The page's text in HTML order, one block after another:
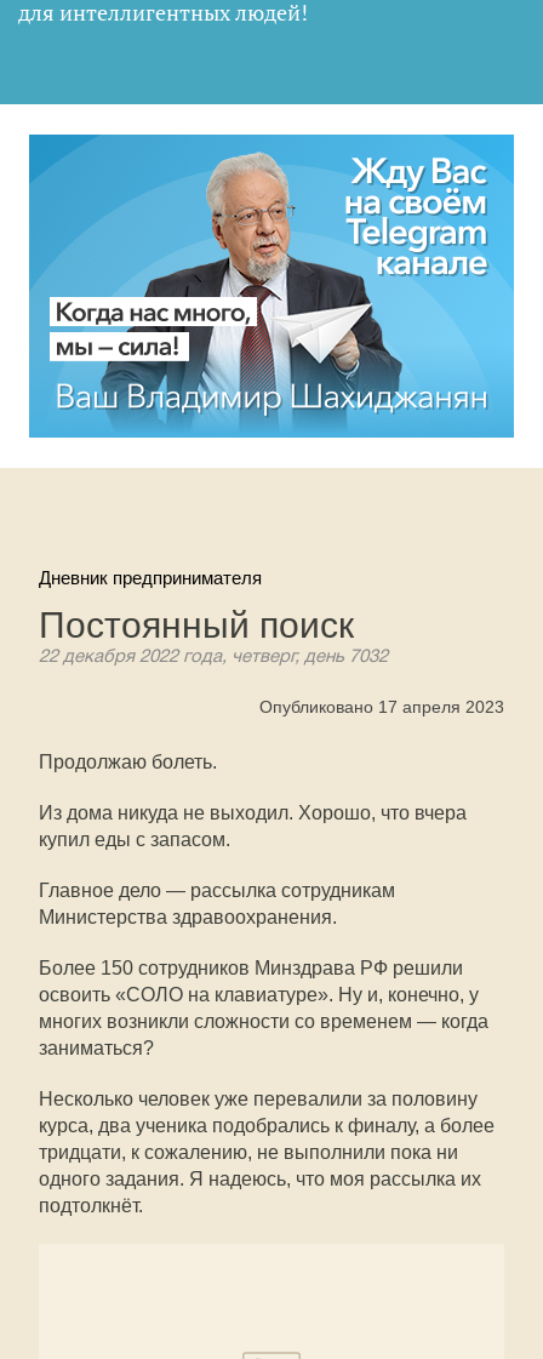
для интеллигентных людей!
Дневник предпринимателя
Постоянный поиск
22 декабря 2022 года, четверг, день 7032
Опубликовано 17 апреля 2023
Продолжаю болеть.
Из дома никуда не выходил. Хорошо, что вчера
купил еды с запасом.
Главное дело — рассылка сотрудникам
Министерства здравоохранения.
Более 150 сотрудников Минздрава РФ решили
освоить «СОЛО на клавиатуре». Ну и, конечно, у
многих возникли сложности со временем — когда
заниматься?
Несколько человек уже перевалили за половину
курса, два ученика подобрались к финалу, а более
тридцати, к сожалению, не выполнили пока ни
одного задания. Я надеюсь, что моя рассылка их
подтолкнёт.